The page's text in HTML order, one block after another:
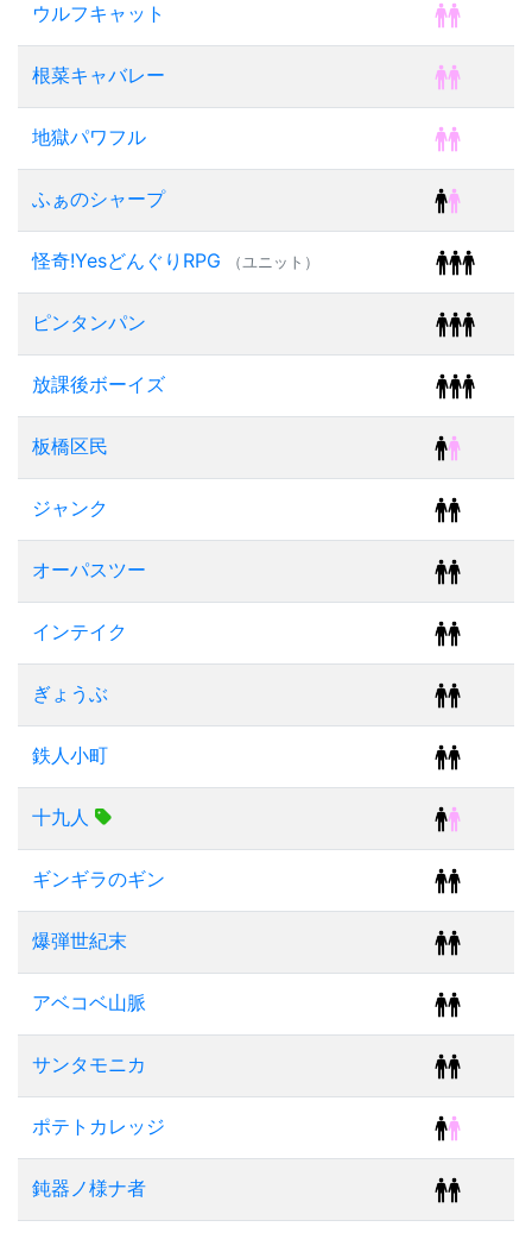
ウルフキャット
根菜キャバレー
地獄パワフル
ふぁのシャープ
怪奇!YesどんぐりRPG （ユニット）
ピンタンパン
放課後ボーイズ
板橋区民
ジャンク
オーパスツー
インテイク
ぎょうぶ
鉄人小町
十九人
ギンギラのギン
爆弾世紀末
アベコベ山脈
サンタモニカ
ポテトカレッジ
鈍器ノ様ナ者